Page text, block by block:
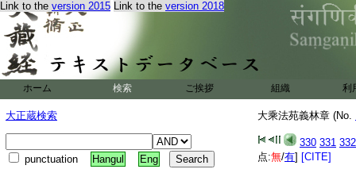
Link to the version 2015 Link to the version 2018
ホーム 検索 ご挨拶 組織 利
大正蔵検索
punctuation Hangul Eng
大乘法苑義林章 (No.
330 331 332
点:無/有] [CITE]
引。下皆准知。故
法總有七十法通無
蘊性。第二心所法
行五･別境五･善十
戒･并定自在所生
除無想定･無想事
取異生性唯有漏。
漏。以依眞如假立
滅･勝義無記者。亦
有五十二法。心有
記故。至轉依位便